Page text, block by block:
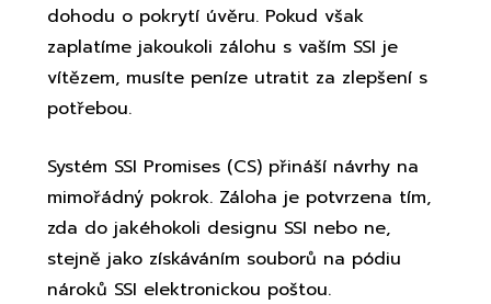
dohodu o pokrytí úvěru. Pokud však
zaplatíme jakoukoli zálohu s vaším SSI je
vítězem, musíte peníze utratit za zlepšení s
potřebou.
Systém SSI Promises (CS) přináší návrhy na
mimořádný pokrok. Záloha je potvrzena tím,
zda do jakéhokoli designu SSI nebo ne,
stejně jako získáváním souborů na pódiu
nároků SSI elektronickou poštou.